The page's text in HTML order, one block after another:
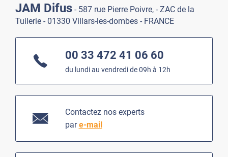
JAM Difus - 587 rue Pierre Poivre, - ZAC de la
Tuilerie - 01330 Villars-les-dombes - FRANCE
00 33 472 41 06 60
du lundi au vendredi de 09h à 12h
Contactez nos experts
pare-mail